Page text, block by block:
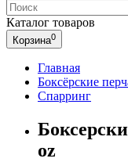
Каталог товаров
Корзина0
Главная
Боксёрские
Спарринг
oz